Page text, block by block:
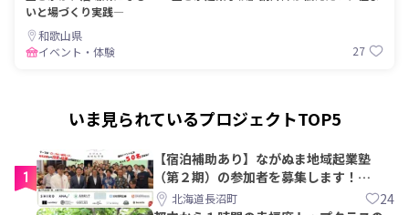
いと場づくり実践―
和歌山県
イベント・体験
27
いま見られているプロジェクトTOP5
1
【宿泊補助あり】ながぬま地域起業塾
（第２期）の参加者を募集します！
【8/21〆】
北海道長沼町 24